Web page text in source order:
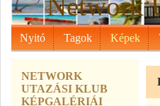
Nyitó Tagok Képek
NETWORK
UTAZÁSI KLUB
KÉPGALÉRIÁI